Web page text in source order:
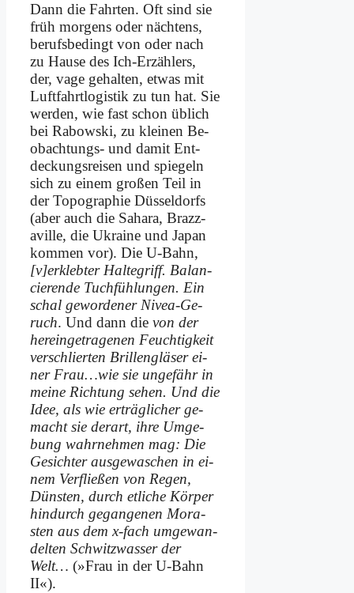
Dann die Fahr­ten. Oft sind sie
früh mor­gens oder näch­tens,
be­rufs­be­dingt von oder nach
zu Hau­se des Ich-Er­zäh­lers,
der, va­ge ge­hal­ten, et­was mit
Luft­fahrt­lo­gi­stik zu tun hat. Sie
wer­den, wie fast schon üb­lich
bei Ra­bow­ski, zu klei­nen Be­
ob­ach­tungs- und da­mit Ent­
deckungsreisen und spie­geln
sich zu ei­nem gro­ßen Teil in
der To­po­gra­phie Düs­sel­dorfs
(aber auch die Sa­ha­ra, Braz­z­
aville, die Ukrai­ne und Ja­pan
kom­men vor). Die U‑Bahn,
[v]erklebter Hal­te­griff. Ba­lan­
cie­ren­de Tuch­füh­lun­gen. Ein
schal ge­wor­de­ner Ni­vea-Ge­
ruch. Und dann die von der
her­ein­ge­tra­ge­nen Feuch­tig­keit
ver­schlier­ten Bril­len­glä­ser ei­
ner Frau…wie sie un­ge­fähr in
mei­ne Rich­tung se­hen. Und die
Idee, als wie er­träg­li­cher ge­
macht sie der­art, ih­re Um­ge­
bung wahr­neh­men mag: Die
Ge­sich­ter aus­ge­wa­schen in ei­
nem Ver­flie­ßen von Re­gen,
Dün­sten, durch et­li­che Kör­per
hin­durch ge­gan­ge­nen Mo­ra­
sten aus dem x‑fach um­ge­wan­
del­ten Schwitz­was­ser der
Welt… (»Frau in der U‑Bahn
II«).